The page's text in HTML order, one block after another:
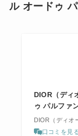
ル オードゥ
DIOR（ディ
ゥ パルファ
DIOR（ディオ
口コミを見